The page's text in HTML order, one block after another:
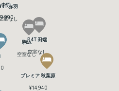
駒込
空室なし
プレミア 秋葉原
¥14,940
赤羽赤羽
室なし
B4T 田端
空室なし
駒込
空室なし
プレミア 秋葉原
¥14,940
赤羽赤羽
室なし
B4T 田端
空室なし